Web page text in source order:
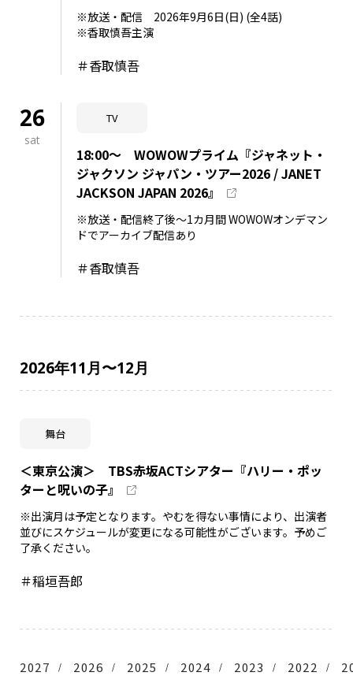
※放送・配信 2026年9月6日(日) (全4話)
※香取慎吾主演
＃香取慎吾
26
sat
TV
18:00～ WOWOWプライム『ジャネット・
ジャクソン ジャパン・ツアー2026 / JANET
JACKSON JAPAN 2026』
※放送・配信終了後～1カ月間 WOWOWオンデマン
ドでアーカイブ配信あり
＃香取慎吾
2026年11月〜12月
舞台
＜東京公演＞ TBS赤坂ACTシアター『ハリー・ポッ
ターと呪いの子』
※出演月は予定となります。やむを得ない事情により、出演者
並びにスケジュールが変更になる可能性がございます。予めご
了承ください。
＃稲垣吾郎
2027 2026 2025 2024 2023 2022